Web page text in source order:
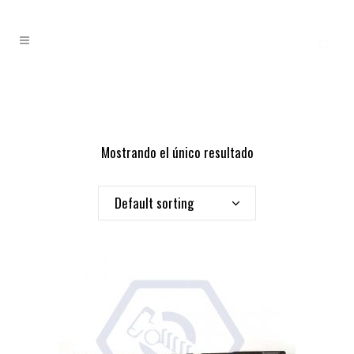
Mostrando el único resultado
Default sorting